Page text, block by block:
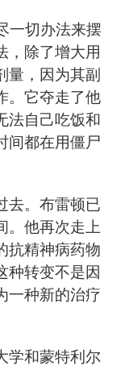
一切办法来摆
，除了增大用
量，因为其副
。它夺走了他
法自己吃饭和
间都在用僵尸
去。布雷顿已
。他再次走上
抗精神病药物
种转变不是因
一种新的治疗
学和蒙特利尔